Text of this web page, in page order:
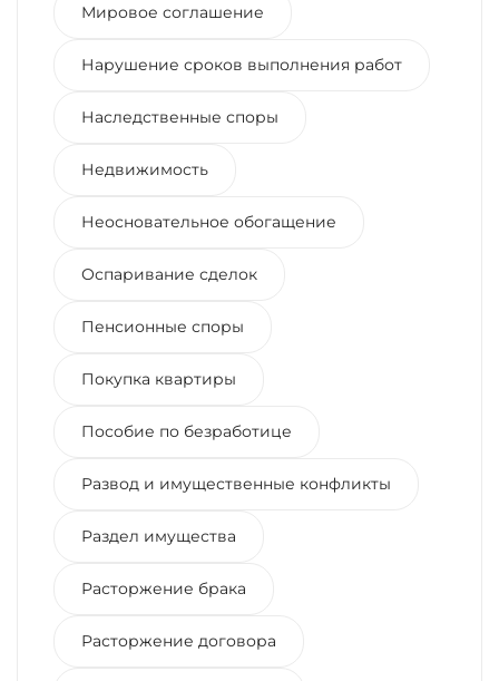
Мировое соглашение
Нарушение сроков выполнения работ
Наследственные споры
Недвижимость
Неосновательное обогащение
Оспаривание сделок
Пенсионные споры
Покупка квартиры
Пособие по безработице
Развод и имущественные конфликты
Раздел имущества
Расторжение брака
Расторжение договора